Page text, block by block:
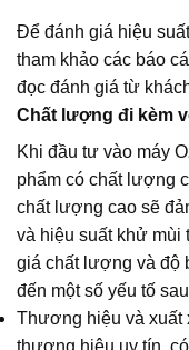
Để đánh giá hiệu
tham khảo các báo
đọc đánh giá từ
Chất lượng đi kèm
Khi đầu tư vào máy
phẩm có chất lượng
chất lượng cao sẽ
và hiệu suất khử mùi
giá chất lượng và độ
đến một số yếu tố
Thương hiệu và xuất
thương hiệu uy tín,